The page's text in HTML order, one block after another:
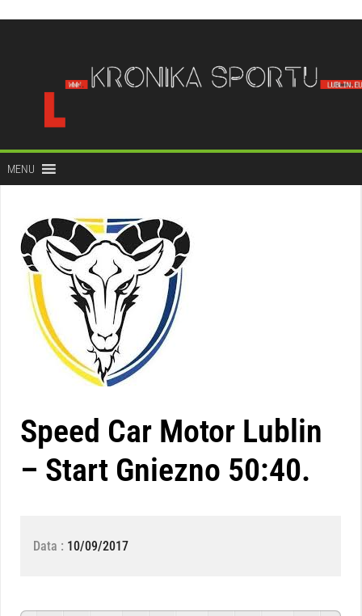
treści
MENU
Speed Car Motor Lublin
– Start Gniezno 50:40.
Data : 10/09/2017